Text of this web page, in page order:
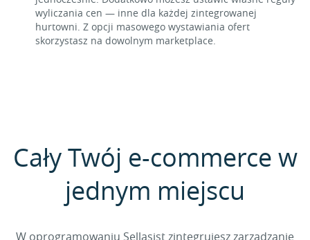
wyliczania cen — inne dla każdej zintegrowanej
hurtowni. Z opcji masowego wystawiania ofert
skorzystasz na dowolnym marketplace.
Cały Twój e-commerce w
jednym miejscu
W oprogramowaniu Sellasist zintegrujesz zarządzanie